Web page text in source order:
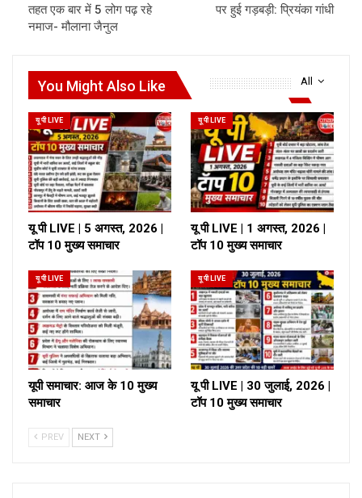
तहत एक बार में 5 लोग पढ़ रहे
नमाज- मौलाना जैनुल
पर हुई गड़बड़ी: प्रियंका गांधी
All
You Might Also Like
यू पी LIVE
यू पी LIVE | 5 अगस्त, 2026 |
टॉप 10 मुख्य समाचार
यू पी LIVE
यू पी LIVE | 1 अगस्त, 2026 |
टॉप 10 मुख्य समाचार
यू पी LIVE
यूपी समाचार: आज के 10 मुख्य
समाचार
यू पी LIVE
यू पी LIVE | 30 जुलाई, 2026 |
टॉप 10 मुख्य समाचार
PREV NEXT